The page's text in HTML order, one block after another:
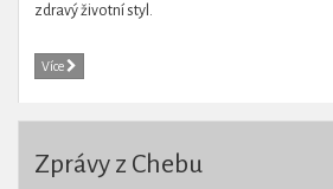
zdravý životní styl.
Více
Zprávy z Chebu